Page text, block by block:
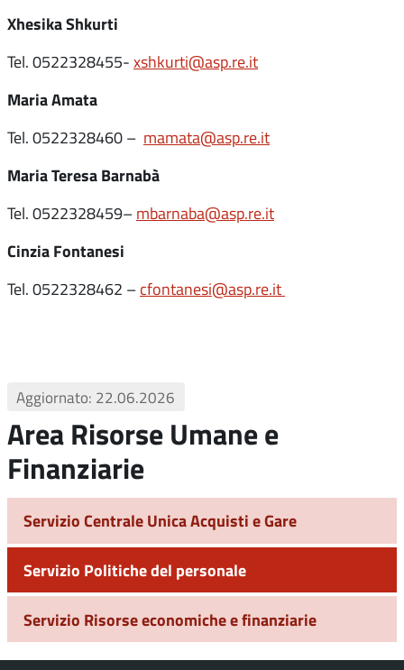
Xhesika Shkurti
Tel. 0522328455- xshkurti@asp.re.it
Maria Amata
Tel. 0522328460 – mamata@asp.re.it
Maria Teresa Barnabà
Tel. 0522328459– mbarnaba@asp.re.it
Cinzia Fontanesi
Tel. 0522328462 – cfontanesi@asp.re.it
Aggiornato: 22.06.2026
Area Risorse Umane e
Finanziarie
Servizio Centrale Unica Acquisti e Gare
Servizio Politiche del personale
Servizio Risorse economiche e finanziarie